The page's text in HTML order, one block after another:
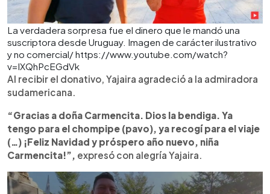
La verdadera sorpresa fue el dinero que le mandó una
suscriptora desde Uruguay. Imagen de carácter ilustrativo
y no comercial/ https://www.youtube.com/watch?
v=IXQhPcEGdVk
Al recibir el donativo, Yajaira agradeció a la admiradora
sudamericana.
“Gracias a doña Carmencita. Dios la bendiga. Ya
tengo para el chompipe (pavo), ya recogí para el viaje
(…) ¡Feliz Navidad y próspero año nuevo, niña
Carmencita!”, expresó con alegría Yajaira.